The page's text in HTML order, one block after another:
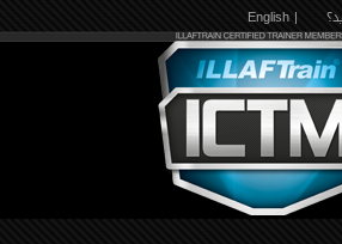
| English